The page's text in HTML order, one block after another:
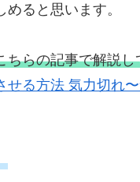
ると思います。
らの記事で解説し
せる方法 気力切れ